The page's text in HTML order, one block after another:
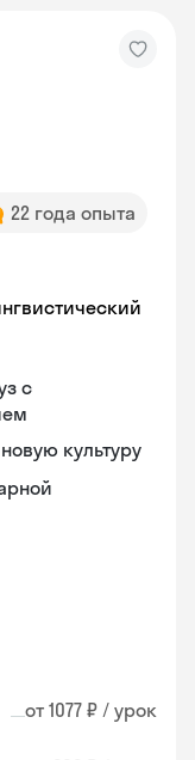
22 года опыта
с
культуру
от 1077 ₽ / урок